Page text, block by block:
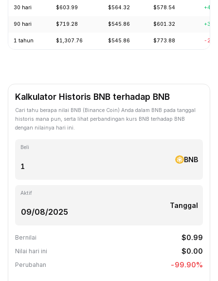
30 hari $603.99 $564.32 $578.54
90 hari $719.28 $545.86 $601.32
1 tahun $1,307.76 $545.86 $773.88 -
Kalkulator Historis BNB terhadap BNB
Cari tahu berapa nilai BNB (Binance Coin) Anda dalam BNB pada tanggal
historis mana pun, serta lihat perbandingan kurs BNB terhadap BNB
dengan nilainya hari ini.
Beli
BNB
Aktif
Tanggal
Bernilai $0.99
Nilai hari ini $0.00
Perubahan -99.90%